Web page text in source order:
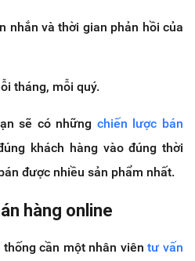
nhắn và thời gian phản hồi của
tháng, mỗi quý.
sẽ có những chiến lược bán
khách hàng vào đúng thời
được nhiều sản phẩm nhất.
hàng online
cần một nhân viêntư vấn